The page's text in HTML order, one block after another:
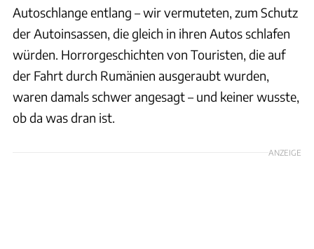
Autoschlange entlang – wir vermuteten, zum Schutz
der Autoinsassen, die gleich in ihren Autos schlafen
würden. Horrorgeschichten von Touristen, die auf
der Fahrt durch Rumänien ausgeraubt wurden,
waren damals schwer angesagt – und keiner wusste,
ob da was dran ist.
ANZEIGE